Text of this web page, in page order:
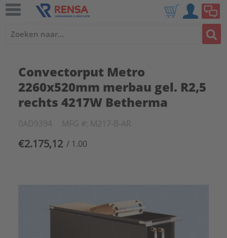
Convectorput Metro
2260x520mm merbau gel. R2,5
rechts 4217W Betherma
0AD9394 MFG #: M217-B-AR
€2.175,12 / 1.00